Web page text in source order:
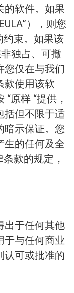
的软件。如果
），则您
约束。如果该
独占、可撤
您仅在与我们
款使用该软
原样 “提供，
括但不限于适
暗示保证。您
生的任何及全
款的规定，
出于任何其他
于与任何商业
认可或批准的